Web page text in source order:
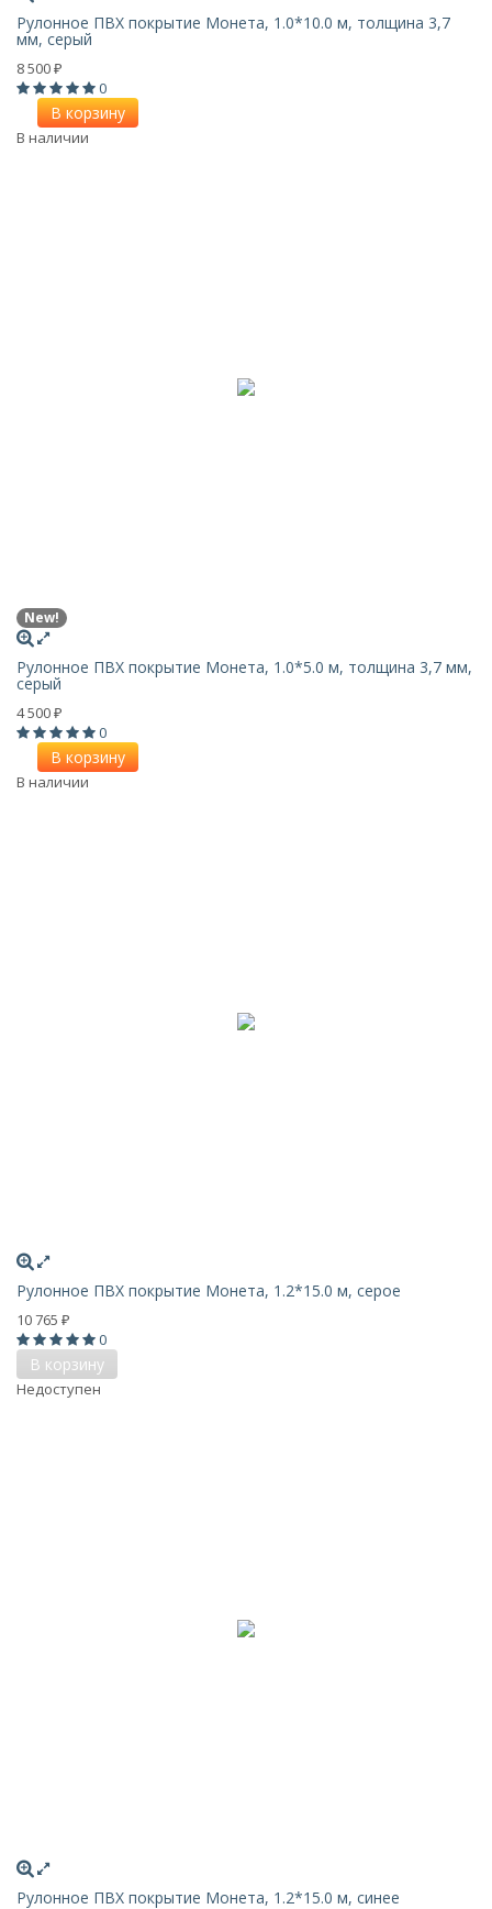
Рулонное ПВХ покрытие Монета, 1.0*10.0 м, толщина 3,7
мм, серый
8 500 ₽
0
В корзину
В наличии
New!
Рулонное ПВХ покрытие Монета, 1.0*5.0 м, толщина 3,7 мм,
серый
4 500 ₽
0
В корзину
В наличии
Рулонное ПВХ покрытие Монета, 1.2*15.0 м, серое
10 765 ₽
0
В корзину
Недоступен
Рулонное ПВХ покрытие Монета, 1.2*15.0 м, синее